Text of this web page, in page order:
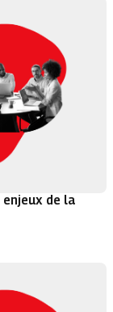
de la